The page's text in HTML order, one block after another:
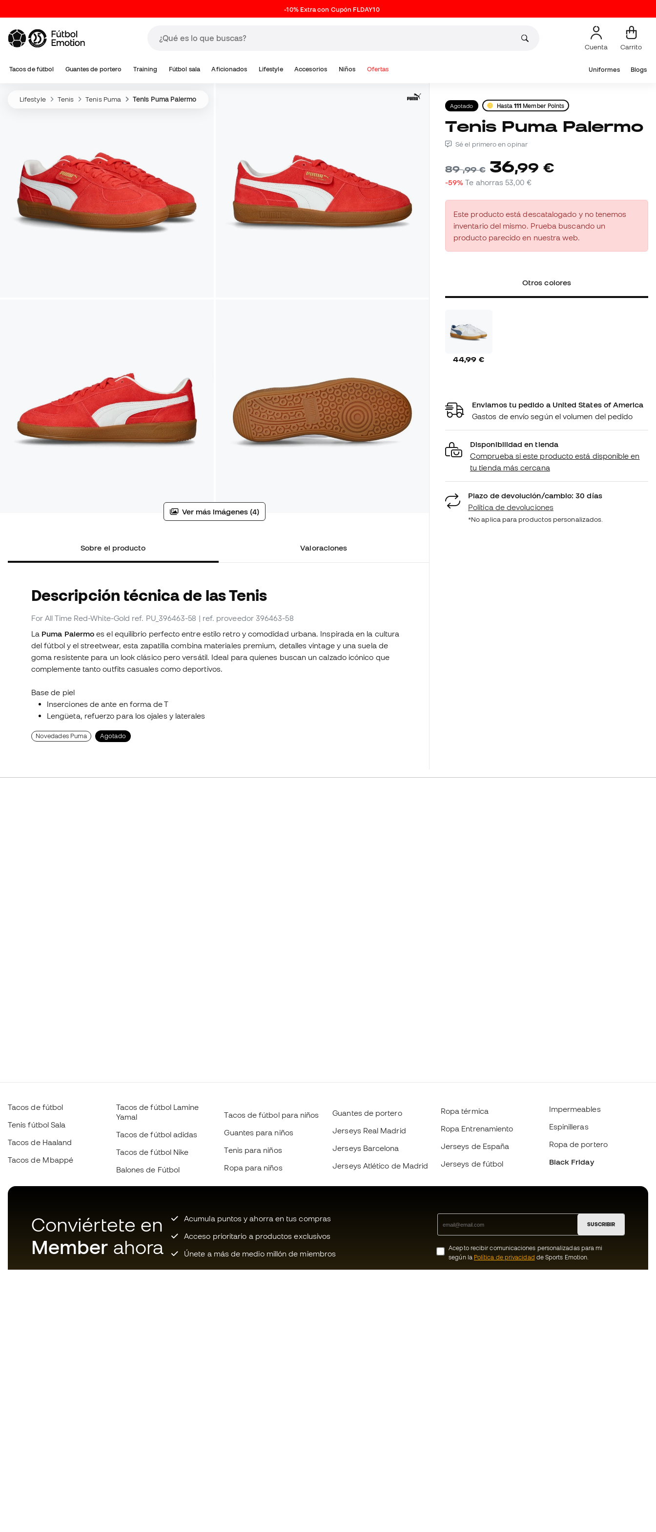
-10% Extra con Cupón FLDAY10
Cuenta Carrito
Tacos de fútbol Guantes de portero Training Fútbol sala Aficionados Lifestyle Accesorios Niños Ofertas Uniformes Blogs
Lifestyle Tenis Tenis Puma Tenis Puma Palermo
Ver más imágenes (4)
Sobre el producto Valoraciones
Descripción técnica de las Tenis
For All Time Red-White-Gold ref. PU_396463-58 | ref. proveedor 396463-58
La Puma Palermo es el equilibrio perfecto entre estilo retro y comodidad urbana. Inspirada en la cultura
del fútbol y el streetwear, esta zapatilla combina materiales premium, detalles vintage y una suela de
goma resistente para un look clásico pero versátil. Ideal para quienes buscan un calzado icónico que
complemente tanto outfits casuales como deportivos.
Base de piel
Inserciones de ante en forma de T
Lengüeta, refuerzo para los ojales y laterales
Novedades Puma Agotado
Agotado Hasta111 Member Points
Tenis Puma Palermo
Sé el primero en opinar
89,99 € 36,99 €
-59% Te ahorras53,00 €
Este producto está descatalogado y no tenemos
inventario del mismo. Prueba buscando un
producto parecido en nuestra web.
Otros colores
44,99 €
Enviamos tu pedido a United States of America
Gastos de envío según el volumen del pedido
Disponibilidad en tienda
Comprueba si este producto está disponible en
tu tienda más cercana
Plazo de devolución/cambio: 30 días
Política de devoluciones
*No aplica para productos personalizados.
Tacos de fútbol
Tenis fútbol Sala
Tacos de Haaland
Tacos de Mbappé
Tacos de fútbol Lamine
Yamal
Tacos de fútbol adidas
Tacos de fútbol Nike
Balones de Fútbol
Tacos de fútbol para niños
Guantes para niños
Tenis para niños
Ropa para niños
Guantes de portero
Jerseys Real Madrid
Jerseys Barcelona
Jerseys Atlético de Madrid
Ropa térmica
Ropa Entrenamiento
Jerseys de España
Jerseys de fútbol
Impermeables
Espinilleras
Ropa de portero
Black Friday
Conviértete en
Member ahora
Acumula puntos y ahorra en tus compras
Acceso prioritario a productos exclusivos
Únete a más de medio millón de miembros
SUSCRIBIR
Acepto recibir comunicaciones personalizadas para mi
según la Política de privacidad de Sports Emotion.